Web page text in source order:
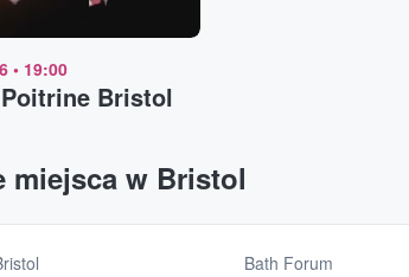
• 19:00
Bristol
miejsca w Bristol
Bath Forum